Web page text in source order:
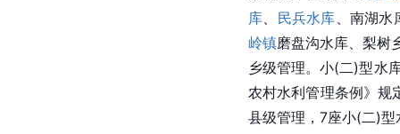
库、 民兵水库、南湖水
岭镇磨盘沟水库、 梨树
乡级管理。小(二)型水
农村水利管理条例》规
县级管理，7座小(二)